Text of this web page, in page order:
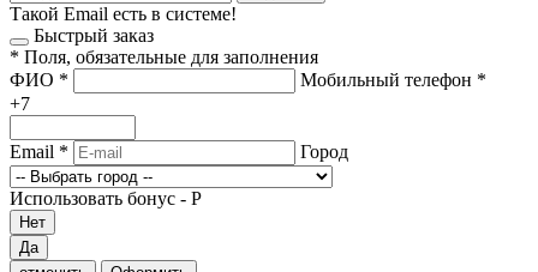
Такой Email есть в системе!
Быстрый заказ
* Поля, обязательные для заполнения
ФИО * Мобильный телефон *
+7
Email * Город
Использовать бонус - Р
Нет
Да